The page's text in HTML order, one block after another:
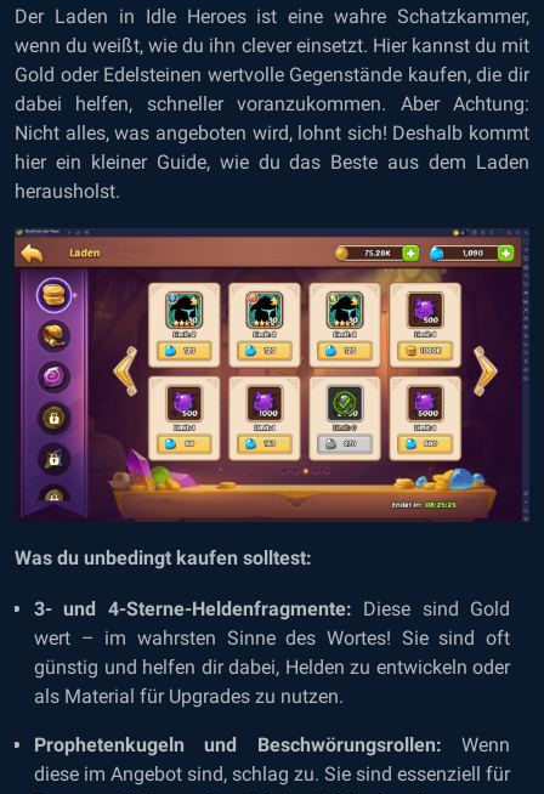
Der Laden in Idle Heroes ist eine wahre Schatzkammer,
wenn du weißt, wie du ihn clever einsetzt. Hier kannst du mit
Gold oder Edelsteinen wertvolle Gegenstände kaufen, die dir
dabei helfen, schneller voranzukommen. Aber Achtung:
Nicht alles, was angeboten wird, lohnt sich! Deshalb kommt
hier ein kleiner Guide, wie du das Beste aus dem Laden
herausholst.
Was du unbedingt kaufen solltest:
3- und 4-Sterne-Heldenfragmente: Diese sind Gold
wert – im wahrsten Sinne des Wortes! Sie sind oft
günstig und helfen dir dabei, Helden zu entwickeln oder
als Material für Upgrades zu nutzen.
Prophetenkugeln und Beschwörungsrollen: Wenn
diese im Angebot sind, schlag zu. Sie sind essenziell für